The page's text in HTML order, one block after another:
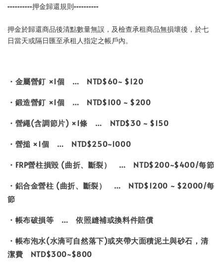
----------押金歸還規則----------
押金於歸還商品後清點數量無誤，及檢查承租商品無損壞後，於七
日當天或隔日匯至承租人指定之帳戶內。
・金屬營釘 ×1個 … NTD$60~ $120
・鍛造營釘 ×1個 … NTD$100 ~ $200
・營繩(含調節片) ×1條 … NTD$30 ~ $150
・營搥 ×1個 … NTD$250~1000
・FRP營柱損毀 (曲折、斷裂） … NTD$200~$400/每節
・鋁合金營柱 (曲折、斷裂） … NTD$1200 ~ $2000/每
節
・帳布破損等 … 依照縫補或換料件賠償
・帳布泡水(水滴可自然落下)或夾帶大面積泥土與砂石，清
潔費 NTD$300~$800